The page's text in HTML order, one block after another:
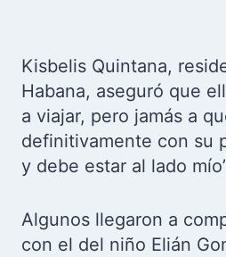
Kisbelis Quintana,
Habana, aseguró que
a viajar, pero jamás a
definitivamente con su
y debe estar al lado
Algunos llegaron a
con el del niño Elián